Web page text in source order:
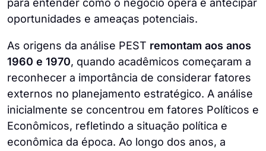
para entender como o negócio opera e antecipar
oportunidades e ameaças potenciais.
As origens da análise PEST remontam aos anos
1960 e 1970, quando acadêmicos começaram a
reconhecer a importância de considerar fatores
externos no planejamento estratégico. A análise
inicialmente se concentrou em fatores Políticos e
Econômicos, refletindo a situação política e
econômica da época. Ao longo dos anos, a